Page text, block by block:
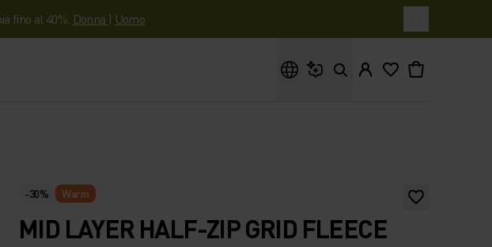
fino al 40%. Donna | Uomo
-30% Warm
MID LAYER HALF-ZIP GRID FLEECE